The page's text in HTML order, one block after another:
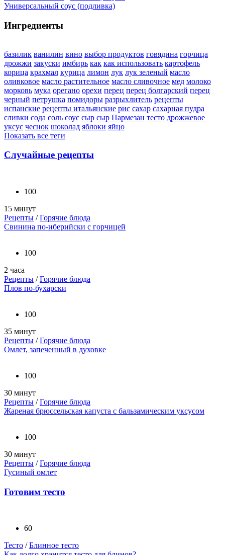
Универсальный соус (подливка)
Ингредиенты
базилик ванилин вино выбор продуктов говядина горчица
дрожжи закуски имбирь как как использовать картофель
корица крахмал курица лимон лук лук зеленый масло
оливковое масло растительное масло сливочное мед молоко
морковь мука орегано орехи перец перец болгарский перец
черный петрушка помидоры разрыхлитель рецепты
испанские рецепты итальянские рис сахар сахарная пудра
сливки сода соль соус сыр сыр Пармезан тесто дрожжевое
уксус чеснок шоколад яблоки яйцо
Показать все теги
Случайные рецепты
100
15 минут
Рецепты /Горячие блюда
Свинина по-иберийски с горчицей
100
2 часа
Рецепты /Горячие блюда
Плов по-бухарски
100
35 минут
Рецепты /Горячие блюда
Омлет, запеченный в духовке
100
30 минут
Рецепты /Горячие блюда
Жареная брюссельская капуста с бальзамическим уксусом
100
30 минут
Рецепты /Горячие блюда
Гусиный омлет
Готовим тесто
60
Тесто /Блинное тесто